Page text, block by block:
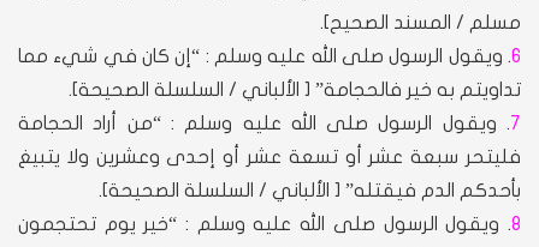
مسلم / المسند الصحيح].
6. ويقول الرسول صلى الله عليه وسلم : “إن كان في شيء مما
تداويتم به خير فالحجامة” [ الألباني / السلسلة الصحيحة].
7. ويقول الرسول صلى الله عليه وسلم : “من أراد الحجامة
فليتحر سبعة عشر أو تسعة عشر أو إحدى وعشرين ولا يتبيغ
بأحدكم الدم فيقتله” [ الألباني / السلسلة الصحيحة].
8. ويقول الرسول صلى الله عليه وسلم : “خير يوم تحتجمون